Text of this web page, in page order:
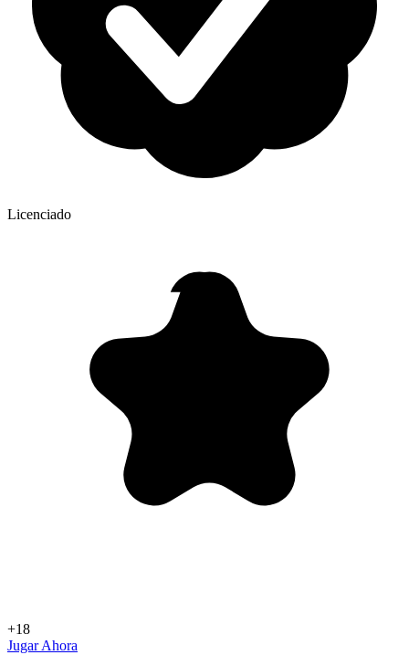
Licenciado
+18
Jugar Ahora